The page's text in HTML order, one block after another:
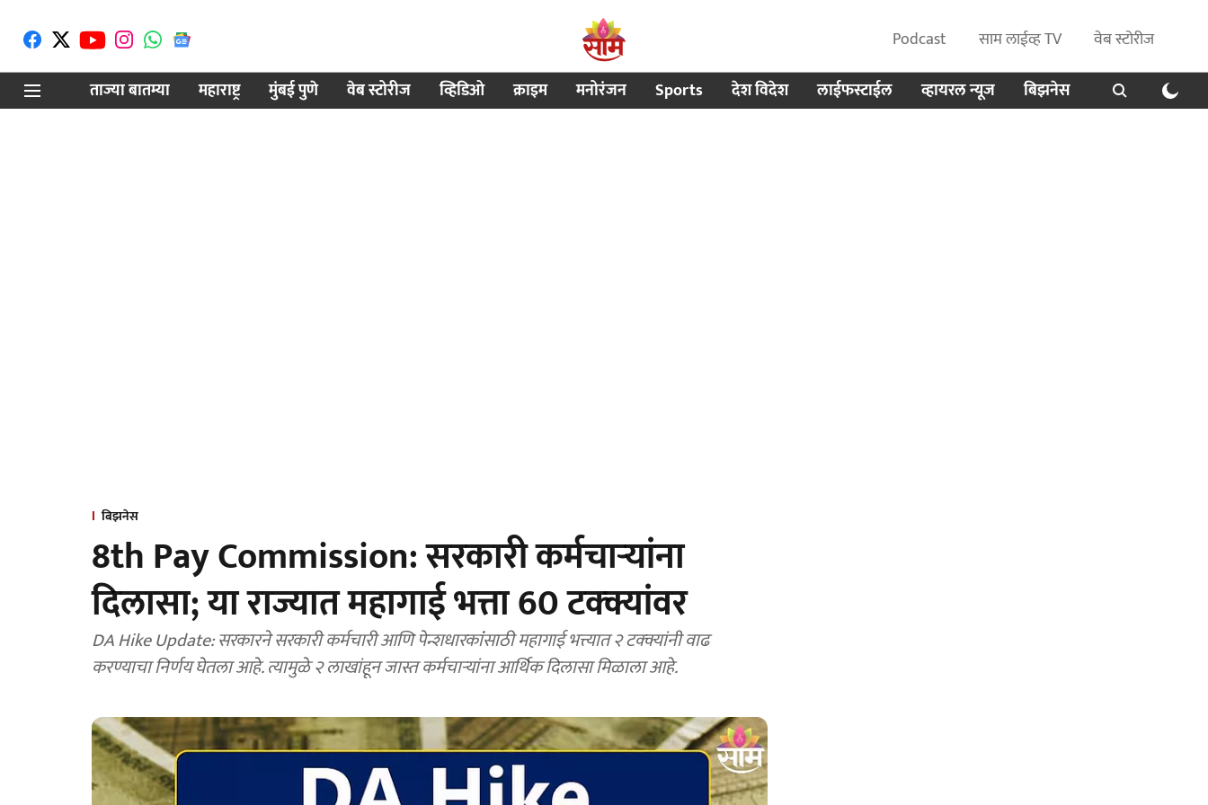
Podcast साम लाईव्ह TV
वेब स्टोरीज
ताज्या बातम्या
महाराष्ट्र मुंबई पुणे वेब स्टोरीज व्हिडिओ क्राइम मनोरंजन Sports देश विदेश लाईफस्टाईल व्हायरल न्यूज बिझनेस
बिझनेस
8th Pay Commission: सरकारी कर्मचाऱ्यांना
दिलासा; या राज्यात महागाई भत्ता 60 टक्क्यांवर
DA Hike Update: सरकारने सरकारी कर्मचारी आणि पेन्शधारकांंसाठी महागाई भत्त्यात २ टक्क्यांनी वाढ
करण्याचा निर्णय घेतला आहे. त्यामुळे २ लाखांहून जास्त कर्मचाऱ्यांना आर्थिक दिलासा मिळाला आहे.